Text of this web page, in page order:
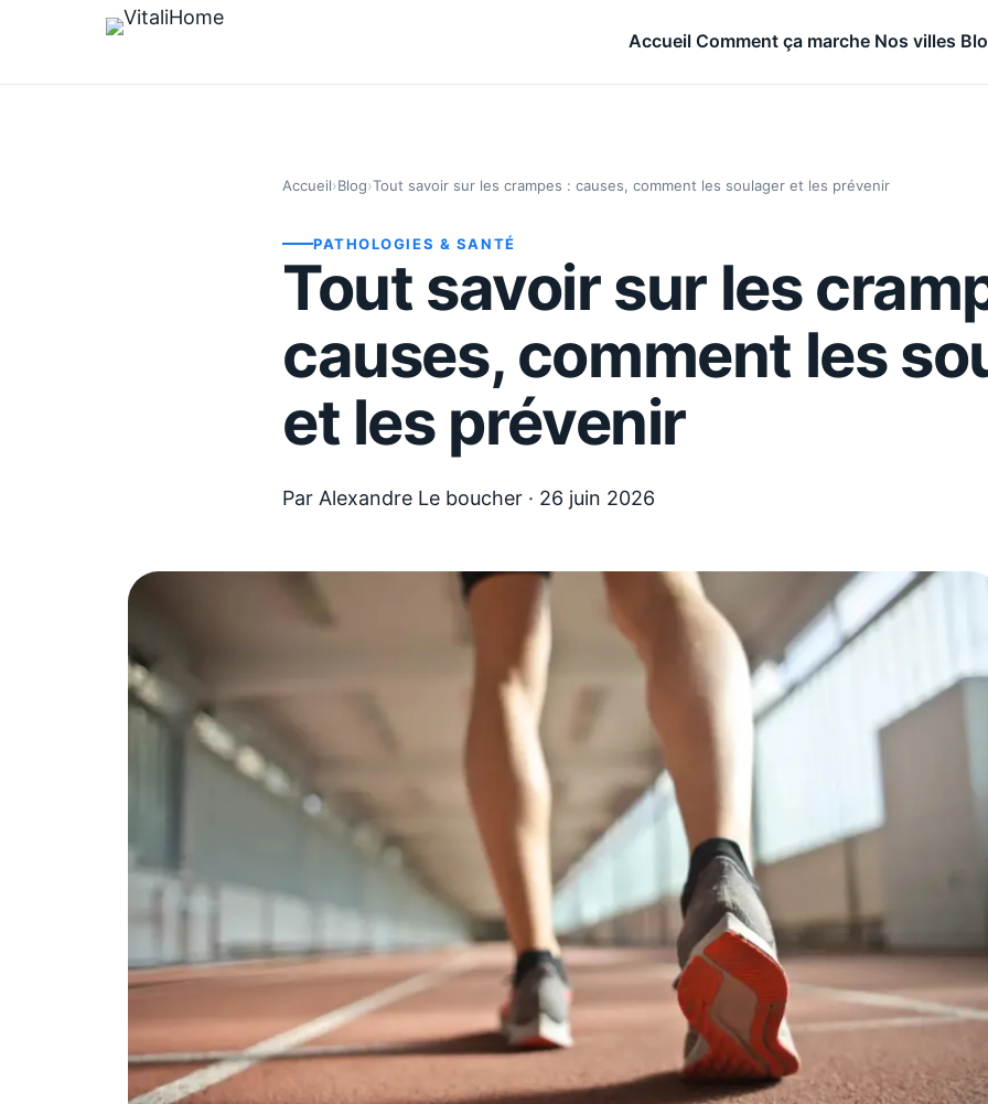
Accueil Comment ça marche Nos villes
Accueil›Blog›Tout savoir sur les crampes : causes, comment les soulager et les prévenir
PATHOLOGIES & SANTÉ
Tout savoir sur les
causes, comment les
et les prévenir
Par Alexandre Le boucher · 26 juin 2026